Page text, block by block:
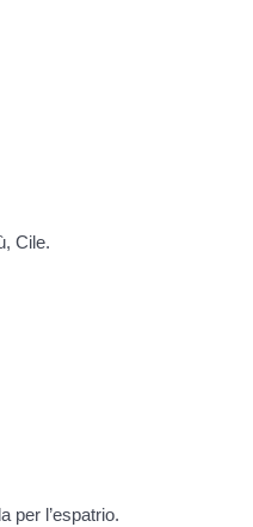
Cile.
per l’espatrio.